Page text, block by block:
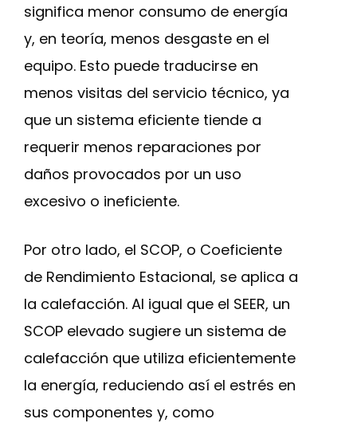
significa menor consumo de energía
y, en teoría, menos desgaste en el
equipo. Esto puede traducirse en
menos visitas del servicio técnico, ya
que un sistema eficiente tiende a
requerir menos reparaciones por
daños provocados por un uso
excesivo o ineficiente.
Por otro lado, el SCOP, o Coeficiente
de Rendimiento Estacional, se aplica a
la calefacción. Al igual que el SEER, un
SCOP elevado sugiere un sistema de
calefacción que utiliza eficientemente
la energía, reduciendo así el estrés en
sus componentes y, como